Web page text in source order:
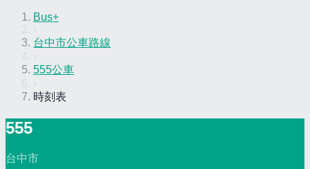
Bus+
台中市公車路線
555公車
時刻表
555
台中市